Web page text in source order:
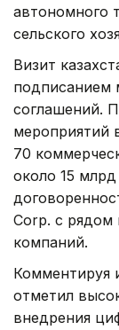
автономного
сельского
Визит
подписанием
соглашений.
мероприятий
70
около 15
Corp. с рядом
компаний.
Комментируя
отметил
внедрения